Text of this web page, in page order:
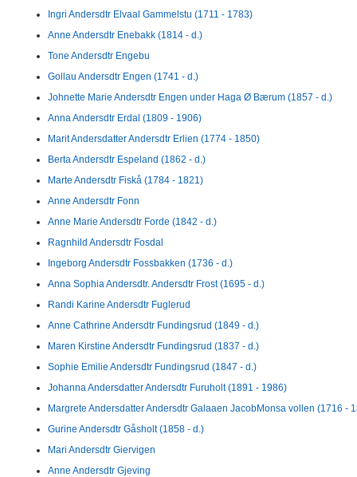
Ingri Andersdtr Elvaal Gammelstu (1711 - 1783)
Anne Andersdtr Enebakk (1814 - d.)
Tone Andersdtr Engebu
Gollau Andersdtr Engen (1741 - d.)
Johnette Marie Andersdtr Engen under Haga Ø Bærum (1857 - d.)
Anna Andersdtr Erdal (1809 - 1906)
Marit Andersdatter Andersdtr Erlien (1774 - 1850)
Berta Andersdtr Espeland (1862 - d.)
Marte Andersdtr Fiskå (1784 - 1821)
Anne Andersdtr Fonn
Anne Marie Andersdtr Forde (1842 - d.)
Ragnhild Andersdtr Fosdal
Ingeborg Andersdtr Fossbakken (1736 - d.)
Anna Sophia Andersdtr. Andersdtr Frost (1695 - d.)
Randi Karine Andersdtr Fuglerud
Anne Cathrine Andersdtr Fundingsrud (1849 - d.)
Maren Kirstine Andersdtr Fundingsrud (1837 - d.)
Sophie Emilie Andersdtr Fundingsrud (1847 - d.)
Johanna Andersdatter Andersdtr Furuholt (1891 - 1986)
Margrete Andersdatter Andersdtr Galaaen JacobMonsa vollen (1716 -
Gurine Andersdtr Gåsholt (1858 - d.)
Mari Andersdtr Giervigen
Anne Andersdtr Gjeving